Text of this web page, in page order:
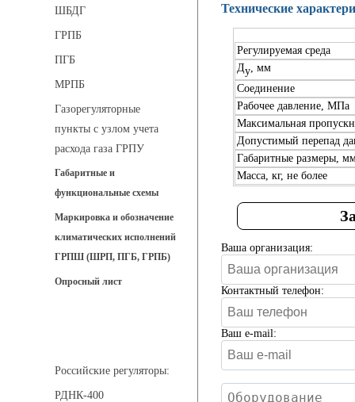
ШБДГ
ГРПБ
ПГБ
МРПБ
Газорегуляторные
пункты с узлом учета
расхода газа ГРПУ
Габаритные и
функциональные схемы
Маркировка и обозначение
климатических исполнений
ГРПШ (ШРП, ПГБ, ГРПБ)
Опросный лист
Российские регуляторы:
РДНК-400
Технические
Регулируемая среда
Ду, мм
Соединение
Рабочее давление, МПа
Максимальная
Допустимый перепад
Габаритные размеры,
Масса, кг, не более
Ваша организация:
Контактный телефон:
Ваш e-mail: